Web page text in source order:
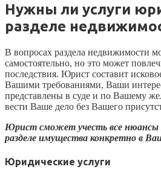
Нужны ли услуги
разделе
В вопросах раздела недвижимости
самостоятельно, но это может
последствия. Юрист составит
Вашими требованиями, Ваши
представлены в суде и по Вашему
вести Ваше дело без Вашего
Юрист сможет учесть все нюансы
разделе имущества конкретно в
Юридические услуги